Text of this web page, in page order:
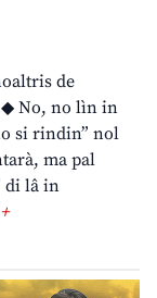
de
No, no lìn in
si rindin” nol
ma pal
di lâ in